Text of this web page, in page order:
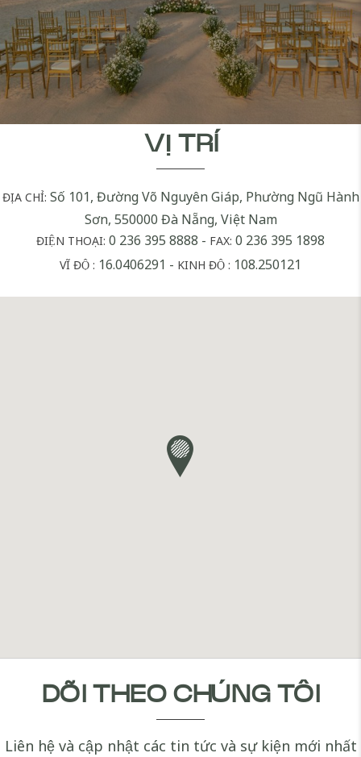
VỊ TRÍ
ĐỊA CHỈ: Số 101, Đường Võ Nguyên Giáp, Phường Ngũ Hành
Sơn, 550000 Đà Nẵng, Việt Nam
ĐIỆN THOẠI: 0 236 395 8888 - FAX: 0 236 395 1898
VĨ ĐỘ : 16.0406291 - KINH ĐỘ : 108.250121
DÕI THEO CHÚNG TÔI
Liên hệ và cập nhật các tin tức và sự kiện mới nhất